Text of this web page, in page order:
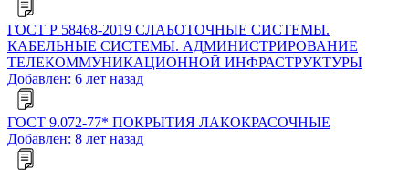
ГОСТ Р 58468-2019 СЛАБОТОЧНЫЕ СИСТЕМЫ.
КАБЕЛЬНЫЕ СИСТЕМЫ. АДМИНИСТРИРОВАНИЕ
ТЕЛЕКОММУНИКАЦИОННОЙ ИНФРАСТРУКТУРЫ
Добавлен: 6 лет назад
ГОСТ 9.072-77* ПОКРЫТИЯ ЛАКОКРАСОЧНЫЕ
Добавлен: 8 лет назад